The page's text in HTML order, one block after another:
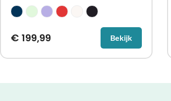
€199,99 Bekijk